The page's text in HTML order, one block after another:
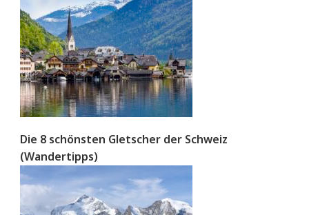
Die 8 schönsten Gletscher der Schweiz
(Wandertipps)